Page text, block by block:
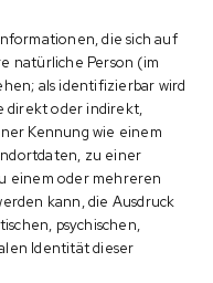
die sich auf
natürliche Person (im
als identifizierbar wird
direkt oder indirekt,
Kennung wie einem
zu einer
einem oder mehreren
kann, die Ausdruck
psychischen,
Identität dieser